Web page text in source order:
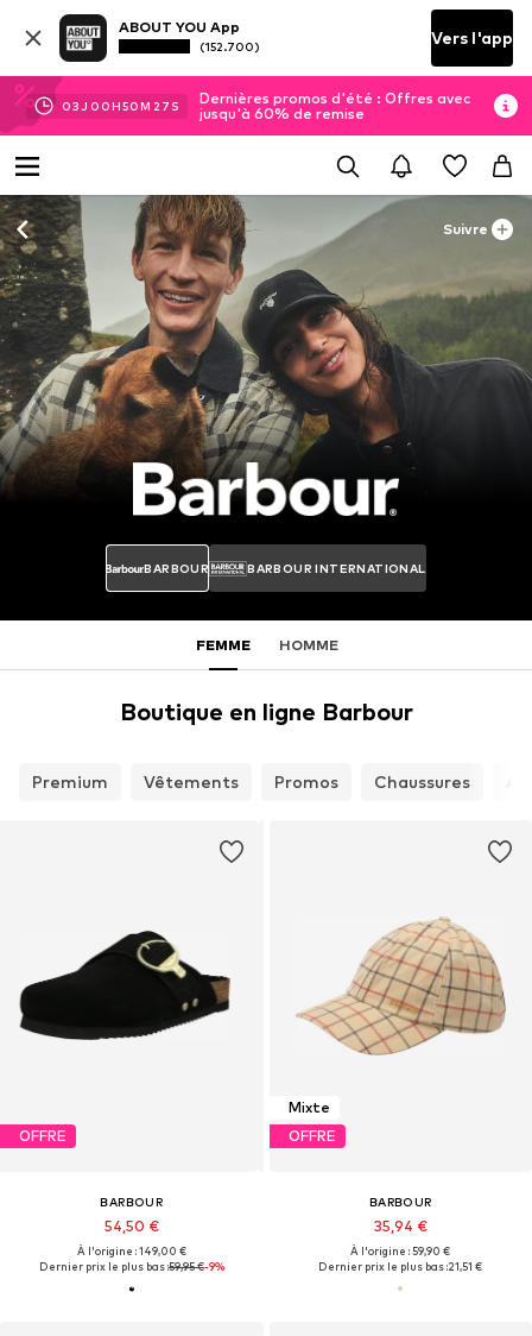
ABOUT YOU App
(152.700) Vers l'app
03J 00H50M 25 S
Dernières promos d'été : Offres avec
jusqu'à 60% de remise
Suivre
BARBOUR BARBOUR INTERNATIONAL
FEMME HOMME
Boutique en ligne Barbour
Premium Vêtements Promos Chaussures
OFFRE
BARBOUR
54,50 €
À l'origine : 149,00 €
Dernier prix le plus bas :59,95 €-9%
Mixte
OFFRE
BARBOUR
35,94 €
À l'origine : 59,90 €
Dernier prix le plus bas :21,51 €